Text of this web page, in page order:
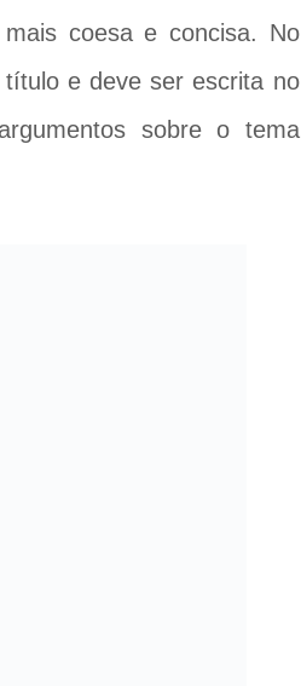
coesa e concisa. No
e deve ser escrita no
sobre o tema